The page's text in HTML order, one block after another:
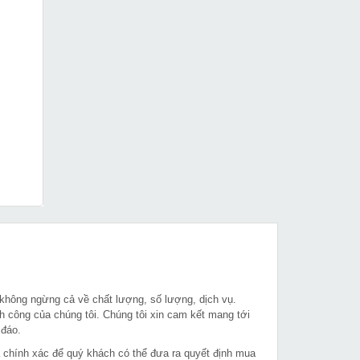
ngừng cả về chất lượng, số lượng, dịch vụ.
của chúng tôi. Chúng tôi xin cam kết mang tới
xác để quý khách có thể đưa ra quyết định mua